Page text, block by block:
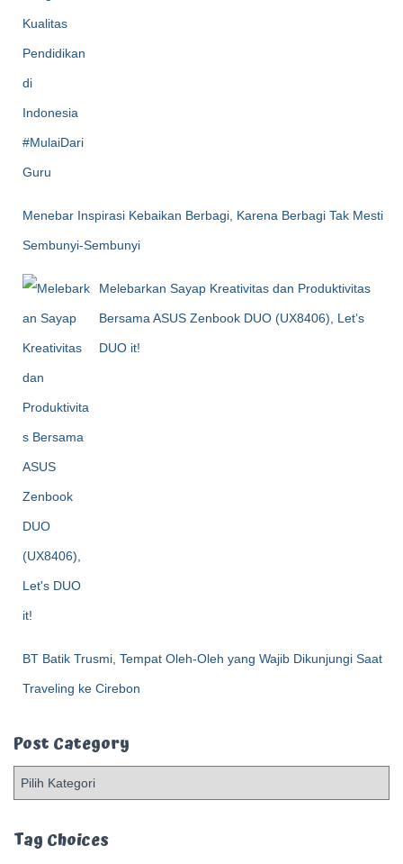
Menebar Inspirasi Kebaikan Berbagi, Karena Berbagi Tak Mesti
Sembunyi-Sembunyi
Melebarkan Sayap Kreativitas dan Produktivitas
Bersama ASUS Zenbook DUO (UX8406), Let’s
DUO it!
BT Batik Trusmi, Tempat Oleh-Oleh yang Wajib Dikunjungi Saat
Traveling ke Cirebon
Post Category
tTag Choices